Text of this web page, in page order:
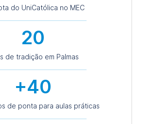
do UniCatólica no MEC
20
de tradição em Palmas
+40
de ponta para aulas práticas